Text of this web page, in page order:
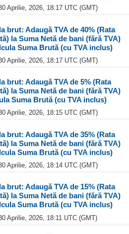
Aprilie, 2026, 18:17 UTC (GMT)
brut: Adaugă TVA de 40% (Rata
la Suma Netă de bani (fără TVA)
Suma Brută (cu TVA inclus)
Aprilie, 2026, 18:17 UTC (GMT)
brut: Adaugă TVA de 5% (Rata
la Suma Netă de bani (fără TVA)
Suma Brută (cu TVA inclus)
Aprilie, 2026, 18:15 UTC (GMT)
brut: Adaugă TVA de 35% (Rata
la Suma Netă de bani (fără TVA)
Suma Brută (cu TVA inclus)
Aprilie, 2026, 18:14 UTC (GMT)
brut: Adaugă TVA de 15% (Rata
la Suma Netă de bani (fără TVA)
Suma Brută (cu TVA inclus)
Aprilie, 2026, 18:11 UTC (GMT)